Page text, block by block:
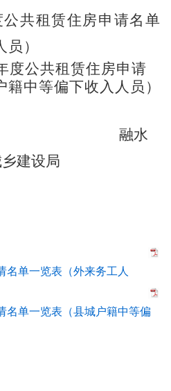
公共租赁住房申请名单
）
度公共租赁住房申请
中等偏下收入人员）
水
建设局
名单一览表（外来务工人
名单一览表（县城户籍中等偏